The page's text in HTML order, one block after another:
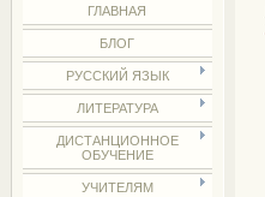
ГЛАВНАЯ
БЛОГ
РУССКИЙ ЯЗЫК
ЛИТЕРАТУРА
ДИСТАНЦИОННОЕ
ОБУЧЕНИЕ
УЧИТЕЛЯМ